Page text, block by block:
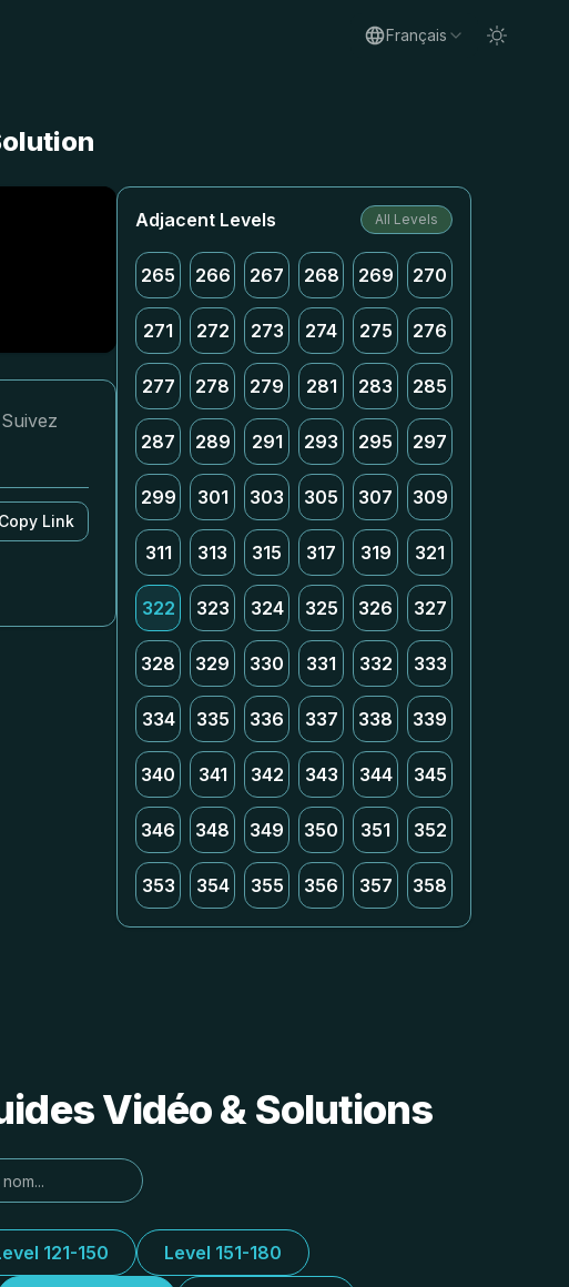
Français
Copy Link
Adjacent Levels All Levels
265 266 267 268 269 270
271 272 273 274 275 276
277 278 279 281 283 285
287 289 291 293 295 297
299 301 303 305 307 309
311 313 315 317 319 321
322 323 324 325 326 327
328 329 330 331 332 333
334 335 336 337 338 339
340 341 342 343 344 345
346 348 349 350 351 352
353 354 355 356 357 358
Vidéo & Solutions
121-150 Level 151-180